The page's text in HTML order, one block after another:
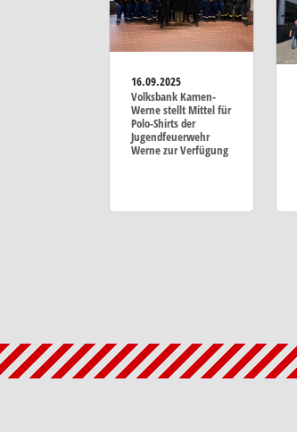
16.09.2025
Volksbank Kamen-
Werne stellt Mittel für
Polo-Shirts der
Jugendfeuerwehr
Werne zur Verfügung